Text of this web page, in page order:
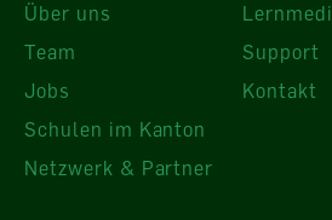
Über uns
Team
Jobs
Schulen im Kanton
Netzwerk & Partner
Support
Kontakt